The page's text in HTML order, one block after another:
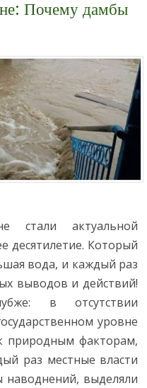
Почему дамбы
стали актуальной
десятилетие. Который
вода, и каждый раз
выводов и действий!
в отсутствии
уровне
природным факторам,
раз местные власти
наводнений, выделяли